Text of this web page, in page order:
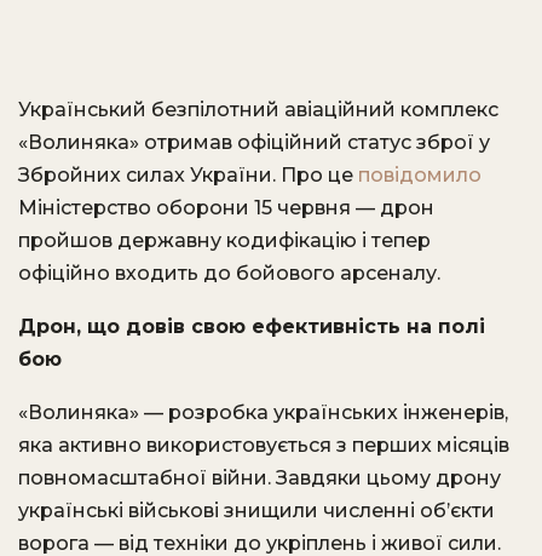
Український безпілотний авіаційний комплекс
«Волиняка» отримав офіційний статус зброї у
Збройних силах України. Про це повідомило
Міністерство оборони 15 червня — дрон
пройшов державну кодифікацію і тепер
офіційно входить до бойового арсеналу.
Дрон, що довів свою ефективність на полі
бою
«Волиняка» — розробка українських інженерів,
яка активно використовується з перших місяців
повномасштабної війни. Завдяки цьому дрону
українські військові знищили численні об’єкти
ворога — від техніки до укріплень і живої сили.